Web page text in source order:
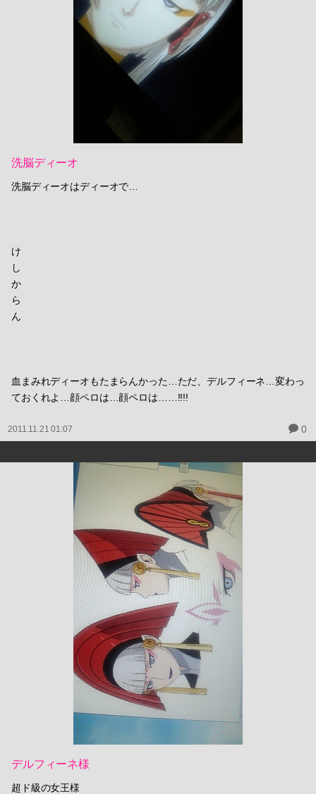
洗脳ディーオ
洗脳ディーオはディーオで…
け
し
か
ら
ん
血まみれディーオもたまらんかった…ただ、デルフィーネ…変わっ
ておくれよ…顔ペロは…顔ペロは……!!!!
2011.11.21 01:07 0
デルフィーネ様
超ド級の女王様